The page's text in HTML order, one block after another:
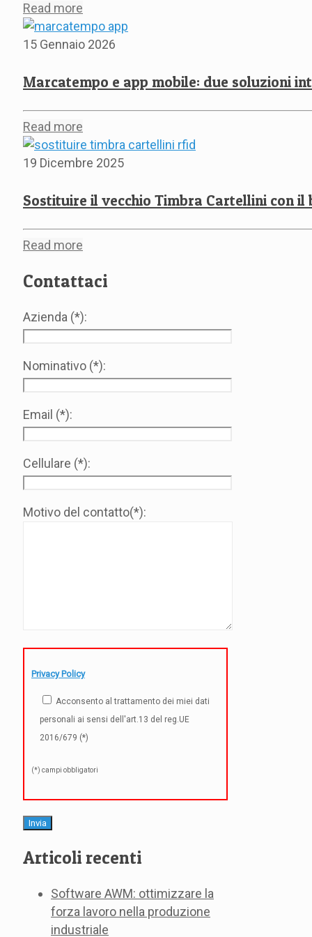
Read more
15 Gennaio 2026
Marcatempo e app mobile: due soluzioni
Read more
19 Dicembre 2025
Sostituire il vecchio Timbra Cartellini con il
Read more
Contattaci
Azienda (*):
Nominativo (*):
Email (*):
Cellulare (*):
Motivo del contatto(*):
Privacy Policy
Acconsento al trattamento dei miei dati
personali ai sensi dell'art.13 del reg.UE
2016/679 (*)
(*) campi obbligatori
Articoli recenti
Software AWM: ottimizzare la
forza lavoro nella produzione
industriale